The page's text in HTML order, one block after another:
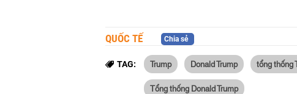
QUỐC TẾ Chia sẻ
TAG: Trump Donald Trump tổng thống
Tổng thống Donald Trump